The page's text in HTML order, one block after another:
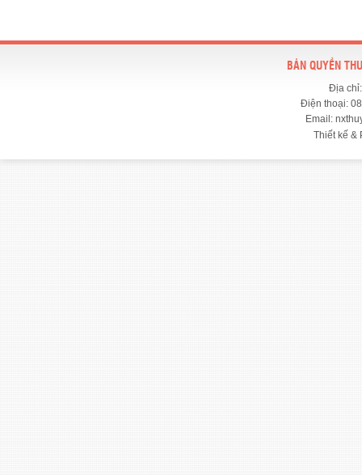
BẢN QUYỀN
Địa
Điện thoại:
Email:
Thiết kế &